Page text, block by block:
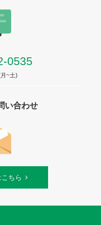
0535
~土)
い合わせ
ちら